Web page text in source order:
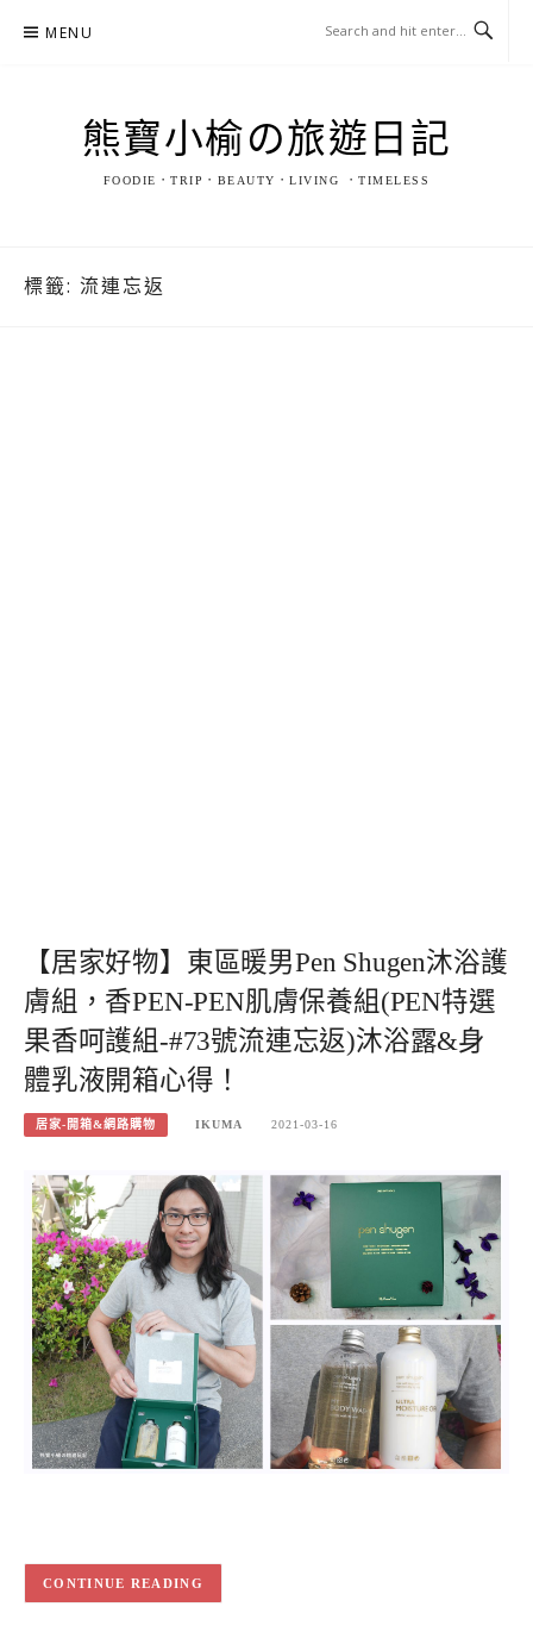
MENU
熊寶小榆の旅遊日記
FOODIE．TRIP．BEAUTY．LIVING ．TIMELESS
標籤: 流連忘返
【居家好物】東區暖男Pen Shugen沐浴護
膚組，香PEN-PEN肌膚保養組(PEN特選
果香呵護組-#73號流連忘返)沐浴露&身
體乳液開箱心得！
居家-開箱&網路購物 IKUMA 2021-03-16
CONTINUE READING